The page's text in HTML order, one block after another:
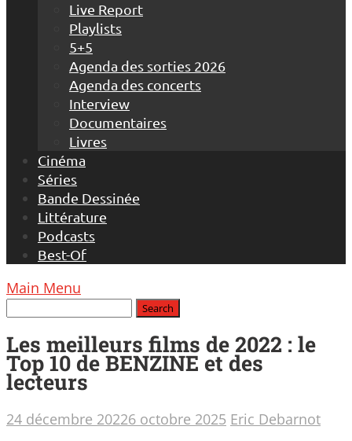
Live Report
Playlists
5+5
Agenda des sorties 2026
Agenda des concerts
Interview
Documentaires
Livres
Cinéma
Séries
Bande Dessinée
Littérature
Podcasts
Best-Of
Main Menu
Les meilleurs films de 2022 : le
Top 10 de BENZINE et des
lecteurs
24 décembre 20226 octobre 2025 Eric Debarnot